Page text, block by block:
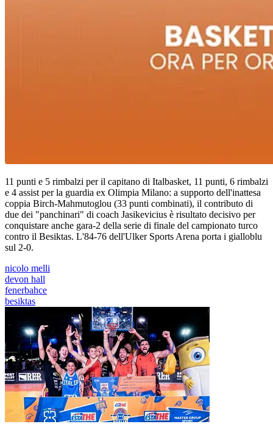
11 punti e 5 rimbalzi per il capitano di Italbasket, 11 punti, 6 rimbalzi
e 4 assist per la guardia ex Olimpia Milano: a supporto dell'inattesa
coppia Birch-Mahmutoglou (33 punti combinati), il contributo di
due dei "panchinari" di coach Jasikevicius è risultato decisivo per
conquistare anche gara-2 della serie di finale del campionato turco
contro il Besiktas. L'84-76 dell'Ulker Sports Arena porta i gialloblu
sul 2-0.
nicolo melli
devon hall
fenerbahce
besiktas